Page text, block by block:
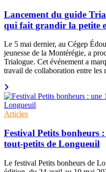
Lancement du guide
qui fait grandir la petite
Le 5 mai dernier, au Cégep
jeunesse de la Montérégie, a
Trialogue. Cet événement a
travail de collaboration entre les
Articles
Festival Petits bonheurs
tout-petits de Longueuil
Le festival Petits bonheurs de